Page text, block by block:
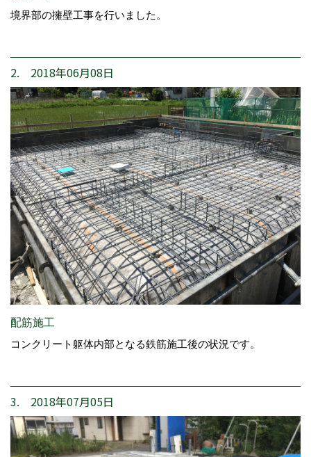
境界部の擁壁工事を行いました。
2. 2018年06月08日
配筋施工
コンクリート躯体内部となる鉄筋施工後の状況です。
3. 2018年07月05日